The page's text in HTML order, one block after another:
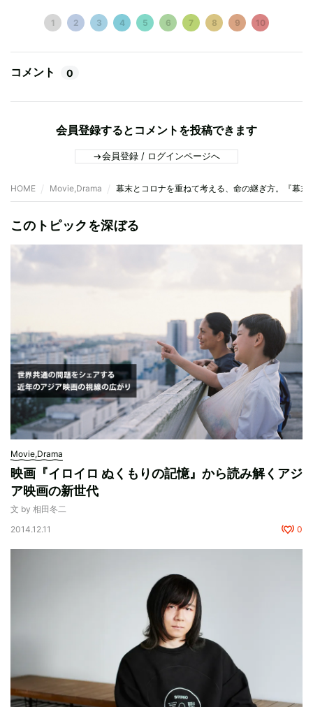
1 2 3 4 5 6 7 8 9 10
コメント 0
会員登録するとコメントを投稿できます
会員登録 / ログインページへ
HOME Movie,Drama 幕末とコロナを重ねて考える、命の継ぎ方。『幕
このトピックを深ぼる
Movie,Drama
映画『イロイロ ぬくもりの記憶』から読み解くアジ
ア映画の新世代
文 by 相田冬二
2014.12.11
0